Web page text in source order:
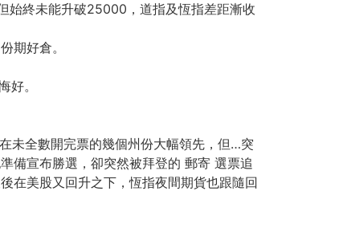
始終未能升破25000，道指及恆指差距漸收
期好倉。
好。
未全數開完票的幾個州份大幅領先，但…突
備宣布勝選，卻突然被拜登的 郵寄 選票追
在美股又回升之下，恆指夜間期貨也跟隨回